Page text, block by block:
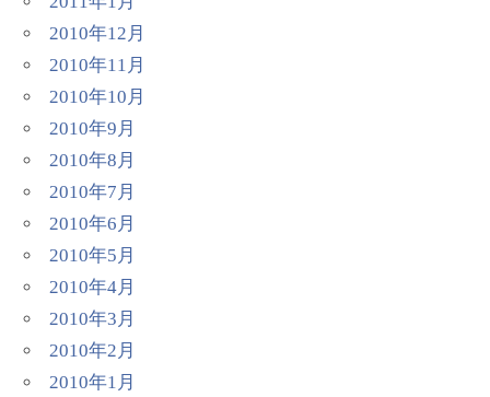
2010年12月
2010年11月
2010年10月
2010年9月
2010年8月
2010年7月
2010年6月
2010年5月
2010年4月
2010年3月
2010年2月
2010年1月